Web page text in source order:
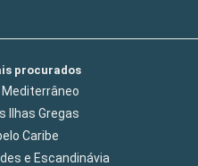
procurados
Ilhas Gregas
Caribe
e Escandinávia